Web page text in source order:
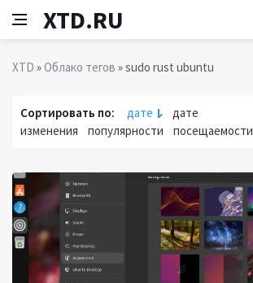
XTD.RU
XTD »Облако тегов » sudo rust ubuntu
Сортировать по: дате
дате
изменения
популярности посещаемости